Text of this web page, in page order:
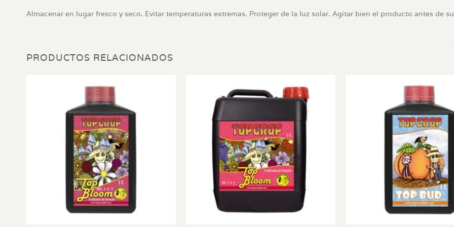
Almacenar en lugar fresco y seco. Evitar temperaturas extremas. Proteger de la luz solar. Agitar bien el producto antes de
PRODUCTOS RELACIONADOS